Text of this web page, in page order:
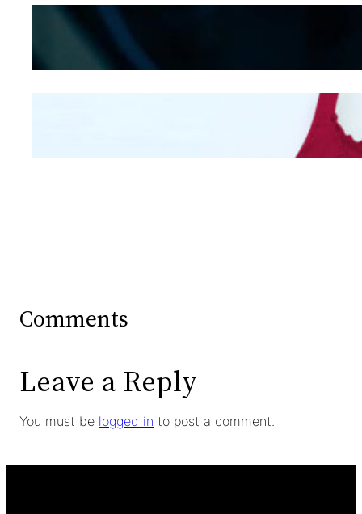
Kepribadian
Mengintip Kepribadian
Wanita Dari Warna Bra
Comments
Leave a Reply
You must be logged in to post a comment.